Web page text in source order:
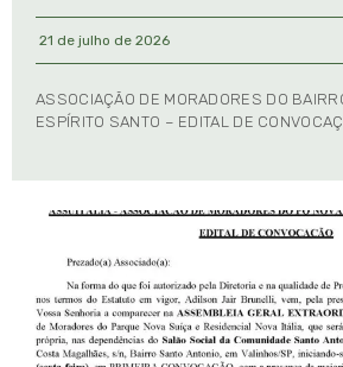
21 de julho de 2026
ASSOCIAÇÃO DE MORADORES DO
ESPÍRITO SANTO – EDITAL DE